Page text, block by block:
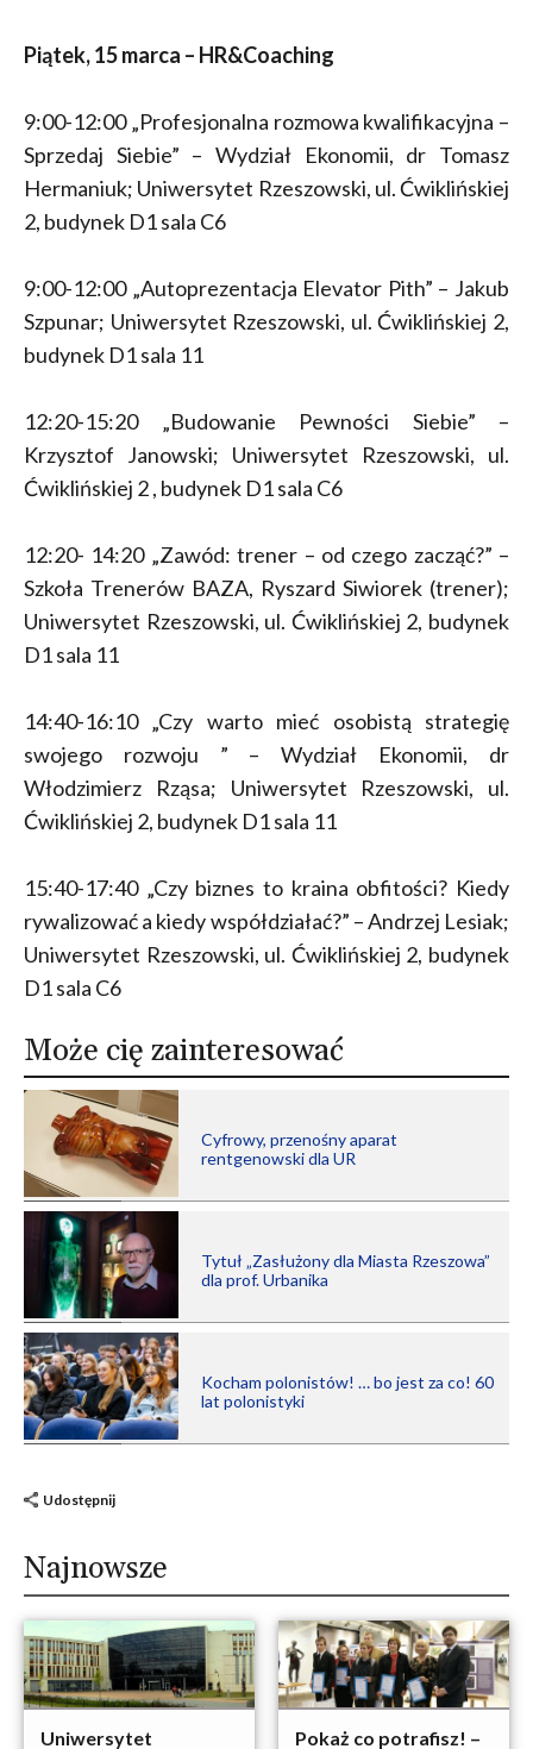
Piątek, 15 marca – HR&Coaching
9:00-12:00 „Profesjonalna rozmowa kwalifikacyjna –
Sprzedaj Siebie” – Wydział Ekonomii, dr Tomasz
Hermaniuk; Uniwersytet Rzeszowski, ul. Ćwiklińskiej
2, budynek D1 sala C6
9:00-12:00 „Autoprezentacja Elevator Pith” – Jakub
Szpunar; Uniwersytet Rzeszowski, ul. Ćwiklińskiej 2,
budynek D1 sala 11
12:20-15:20 „Budowanie Pewności Siebie” –
Krzysztof Janowski; Uniwersytet Rzeszowski, ul.
Ćwiklińskiej 2 , budynek D1 sala C6
12:20- 14:20 „Zawód: trener – od czego zacząć?” –
Szkoła Trenerów BAZA, Ryszard Siwiorek (trener);
Uniwersytet Rzeszowski, ul. Ćwiklińskiej 2, budynek
D1 sala 11
14:40-16:10 „Czy warto mieć osobistą strategię
swojego rozwoju ” – Wydział Ekonomii, dr
Włodzimierz Rząsa; Uniwersytet Rzeszowski, ul.
Ćwiklińskiej 2, budynek D1 sala 11
15:40-17:40 „Czy biznes to kraina obfitości? Kiedy
rywalizować a kiedy współdziałać?” – Andrzej Lesiak;
Uniwersytet Rzeszowski, ul. Ćwiklińskiej 2, budynek
D1 sala C6
Może cię zainteresować
Cyfrowy, przenośny aparat
rentgenowski dla UR
Tytuł „Zasłużony dla Miasta Rzeszowa”
dla prof. Urbanika
Kocham polonistów! … bo jest za co! 60
lat polonistyki
Udostępnij
Najnowsze
Uniwersytet
Pokaż co potrafisz! –